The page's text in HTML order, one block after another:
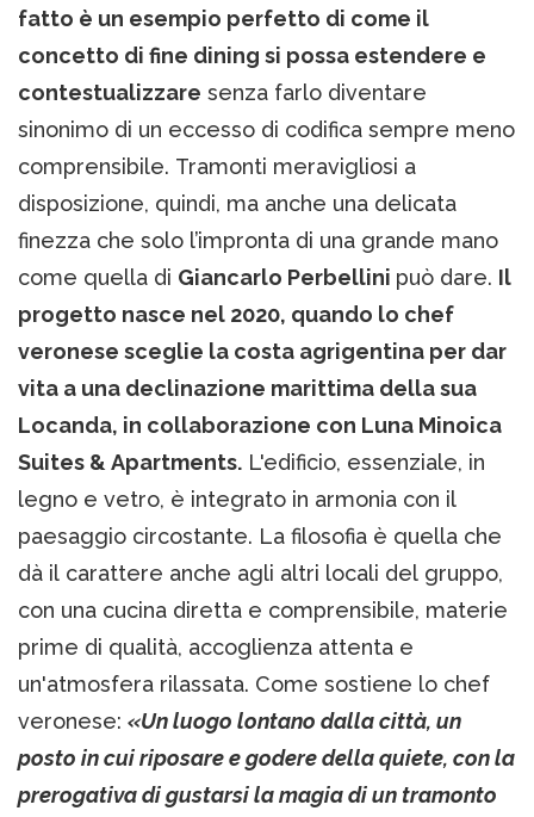
fatto è un esempio perfetto di come il
concetto di fine dining si possa estendere e
contestualizzare senza farlo diventare
sinonimo di un eccesso di codifica sempre meno
comprensibile. Tramonti meravigliosi a
disposizione, quindi, ma anche una delicata
finezza che solo l’impronta di una grande mano
come quella di Giancarlo Perbellini può dare. Il
progetto nasce nel 2020, quando lo chef
veronese sceglie la costa agrigentina per dar
vita a una declinazione marittima della sua
Locanda, in collaborazione con Luna Minoica
Suites & Apartments. L'edificio, essenziale, in
legno e vetro, è integrato in armonia con il
paesaggio circostante. La filosofia è quella che
dà il carattere anche agli altri locali del gruppo,
con una cucina diretta e comprensibile, materie
prime di qualità, accoglienza attenta e
un'atmosfera rilassata. Come sostiene lo chef
veronese: «Un luogo lontano dalla città, un
posto in cui riposare e godere della quiete, con la
prerogativa di gustarsi la magia di un tramonto